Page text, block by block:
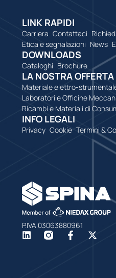
P.IVA 03063880961
LINK RAPIDI
Carriera Contattaci
Etica e segnalazioni News
DOWNLOADS
Cataloghi Brochure
LA NOSTRA OFFERTA
Materiale elettro-
Laboratori e Officine
Ricambi e Materiali di
INFO LEGALI
Privacy Cookie Termini &